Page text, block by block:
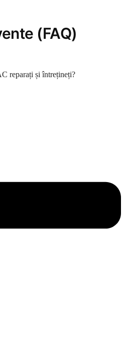
(FAQ)
reparați și întrețineți?